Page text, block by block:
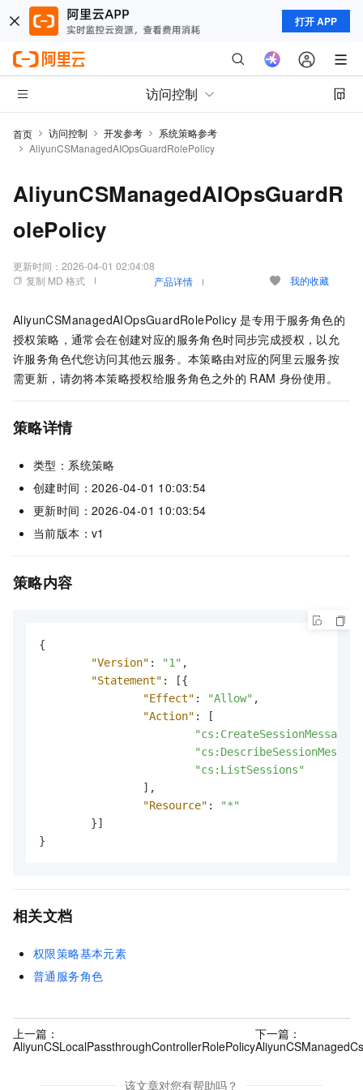
打开 APP
访问控制
首页 访问控制 开发参考
系统策略参考
AliyunCSManagedAIOpsGuardRolePolicy
AliyunCSManagedAIOpsGuardR
olePolicy
更新时间： 2026-04-01 02:04:08
复制 MD 格式
产品详情 我的收藏
AliyunCSManagedAIOpsGuardRolePolicy 是专用于服务角色的
授权策略，通常会在创建对应的服务角色时同步完成授权，以允
许服务角色代您访问其他云服务。本策略由对应的阿里云服务按
需更新，请勿将本策略授权给服务角色之外的 RAM 身份使用。
策略详情
类型：系统策略
创建时间：2026-04-01 10:03:54
更新时间：2026-04-01 10:03:54
当前版本：v1
策略内容
{
"Version" : "1" ,
"Statement" : [{
"Effect" : "Allow" ,
"Action" :
[
"cs:CreateSessionMessage"
"cs:ListSessions"
] ,
"Resource" :
"*"
}]
}
相关文档
权限策略基本元素
普通服务角色
上一篇：
AliyunCSLocalPassthroughControllerRolePolicy
下一篇：
该文章对您有帮助吗？